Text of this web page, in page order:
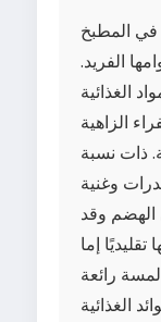
في المطبخ
الفريد.
الغذائية
الزاهية
ذات نسبة
وغنية
الهضم وقد
إما
رائعة
الغذائية